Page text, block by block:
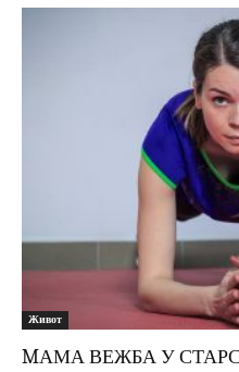
Живот
MАМА ВЕЖБА У